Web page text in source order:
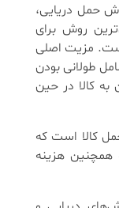
کالا از چین به ایران با ۳ روش حمل دریایی،
روش برای
مزیت اصلی
طولانی بودن
کالا در حین
کالا است که
هزینه